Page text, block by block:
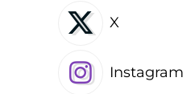
X
Instagram